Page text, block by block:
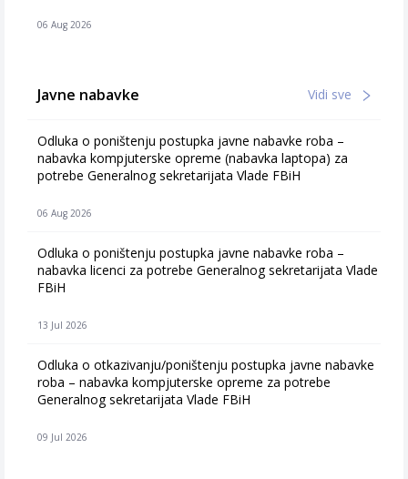
06 Aug 2026
Javne nabavke Vidi sve
Odluka o poništenju postupka javne nabavke roba –
nabavka kompjuterske opreme (nabavka laptopa) za
potrebe Generalnog sekretarijata Vlade FBiH
06 Aug 2026
Odluka o poništenju postupka javne nabavke roba –
nabavka licenci za potrebe Generalnog sekretarijata Vlade
FBiH
13 Jul 2026
Odluka o otkazivanju/poništenju postupka javne nabavke
roba – nabavka kompjuterske opreme za potrebe
Generalnog sekretarijata Vlade FBiH
09 Jul 2026